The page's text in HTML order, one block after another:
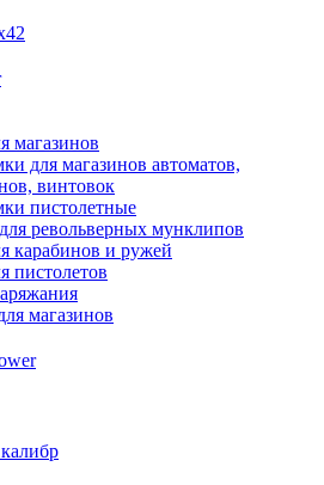
магазинов
для магазинов автоматов,
винтовок
пистолетные
револьверных мунклипов
карабинов и ружей
пистолетов
магазинов